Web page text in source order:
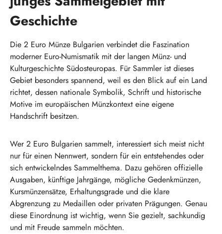
Geschichte
Die 2 Euro Münze Bulgarien verbindet die Faszination
moderner Euro-Numismatik mit der langen Münz- und
Kulturgeschichte Südosteuropas. Für Sammler ist dieses
Gebiet besonders spannend, weil es den Blick auf ein Land
richtet, dessen nationale Symbolik, Schrift und historische
Motive im europäischen Münzkontext eine eigene
Handschrift besitzen.
Wer 2 Euro Bulgarien sammelt, interessiert sich meist nicht
nur für einen Nennwert, sondern für ein entstehendes oder
sich entwickelndes Sammelthema. Dazu gehören offizielle
Ausgaben, künftige Jahrgänge, mögliche Gedenkmünzen,
Kursmünzensätze, Erhaltungsgrade und die klare
Abgrenzung zu Medaillen oder privaten Prägungen. Genau
diese Einordnung ist wichtig, wenn Sie gezielt, sachkundig
und mit Freude sammeln möchten.